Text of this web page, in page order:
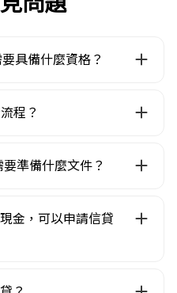
具備什麼資格？
程？
準備什麼文件？
金，可以申請信貸